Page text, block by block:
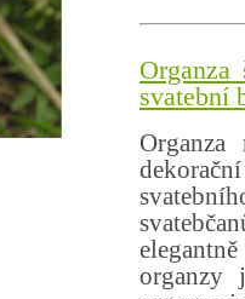
svatební
organzy